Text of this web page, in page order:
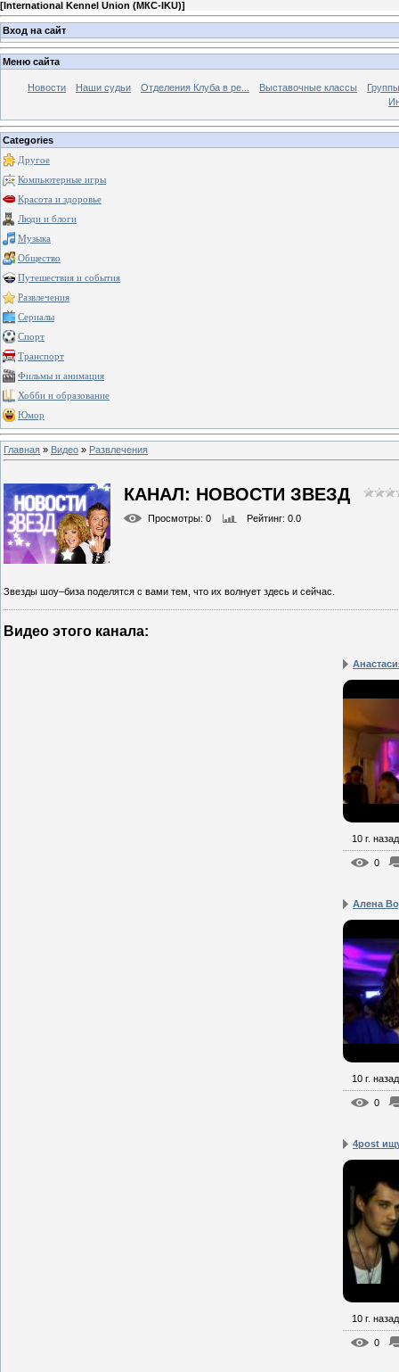
[International Kennel Union (МКС-IKU)]
Вход на сайт
Меню сайта
Новости Наши судьи Отделения Клуба в ре... Выставочные классы
Categories
Другое
Компьютерные игры
Красота и здоровье
Люди и блоги
Музыка
Общество
Путешествия и события
Развлечения
Сериалы
Спорт
Транспорт
Фильмы и анимация
Хобби и образование
Юмор
Главная » Видео » Развлечения
КАНАЛ: НОВОСТИ ЗВЕЗД
Просмотры: 0 Рейтинг: 0.0
Звезды шоу–биза поделятся с вами тем, что их волнует здесь и сейчас.
Видео этого канала:
10 г. назад
0
Алена
10 г. назад
0
4post
10 г. назад
0